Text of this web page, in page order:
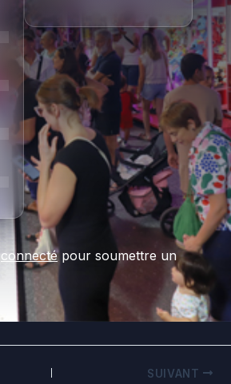
connectépour soumettre un
SUIVANT